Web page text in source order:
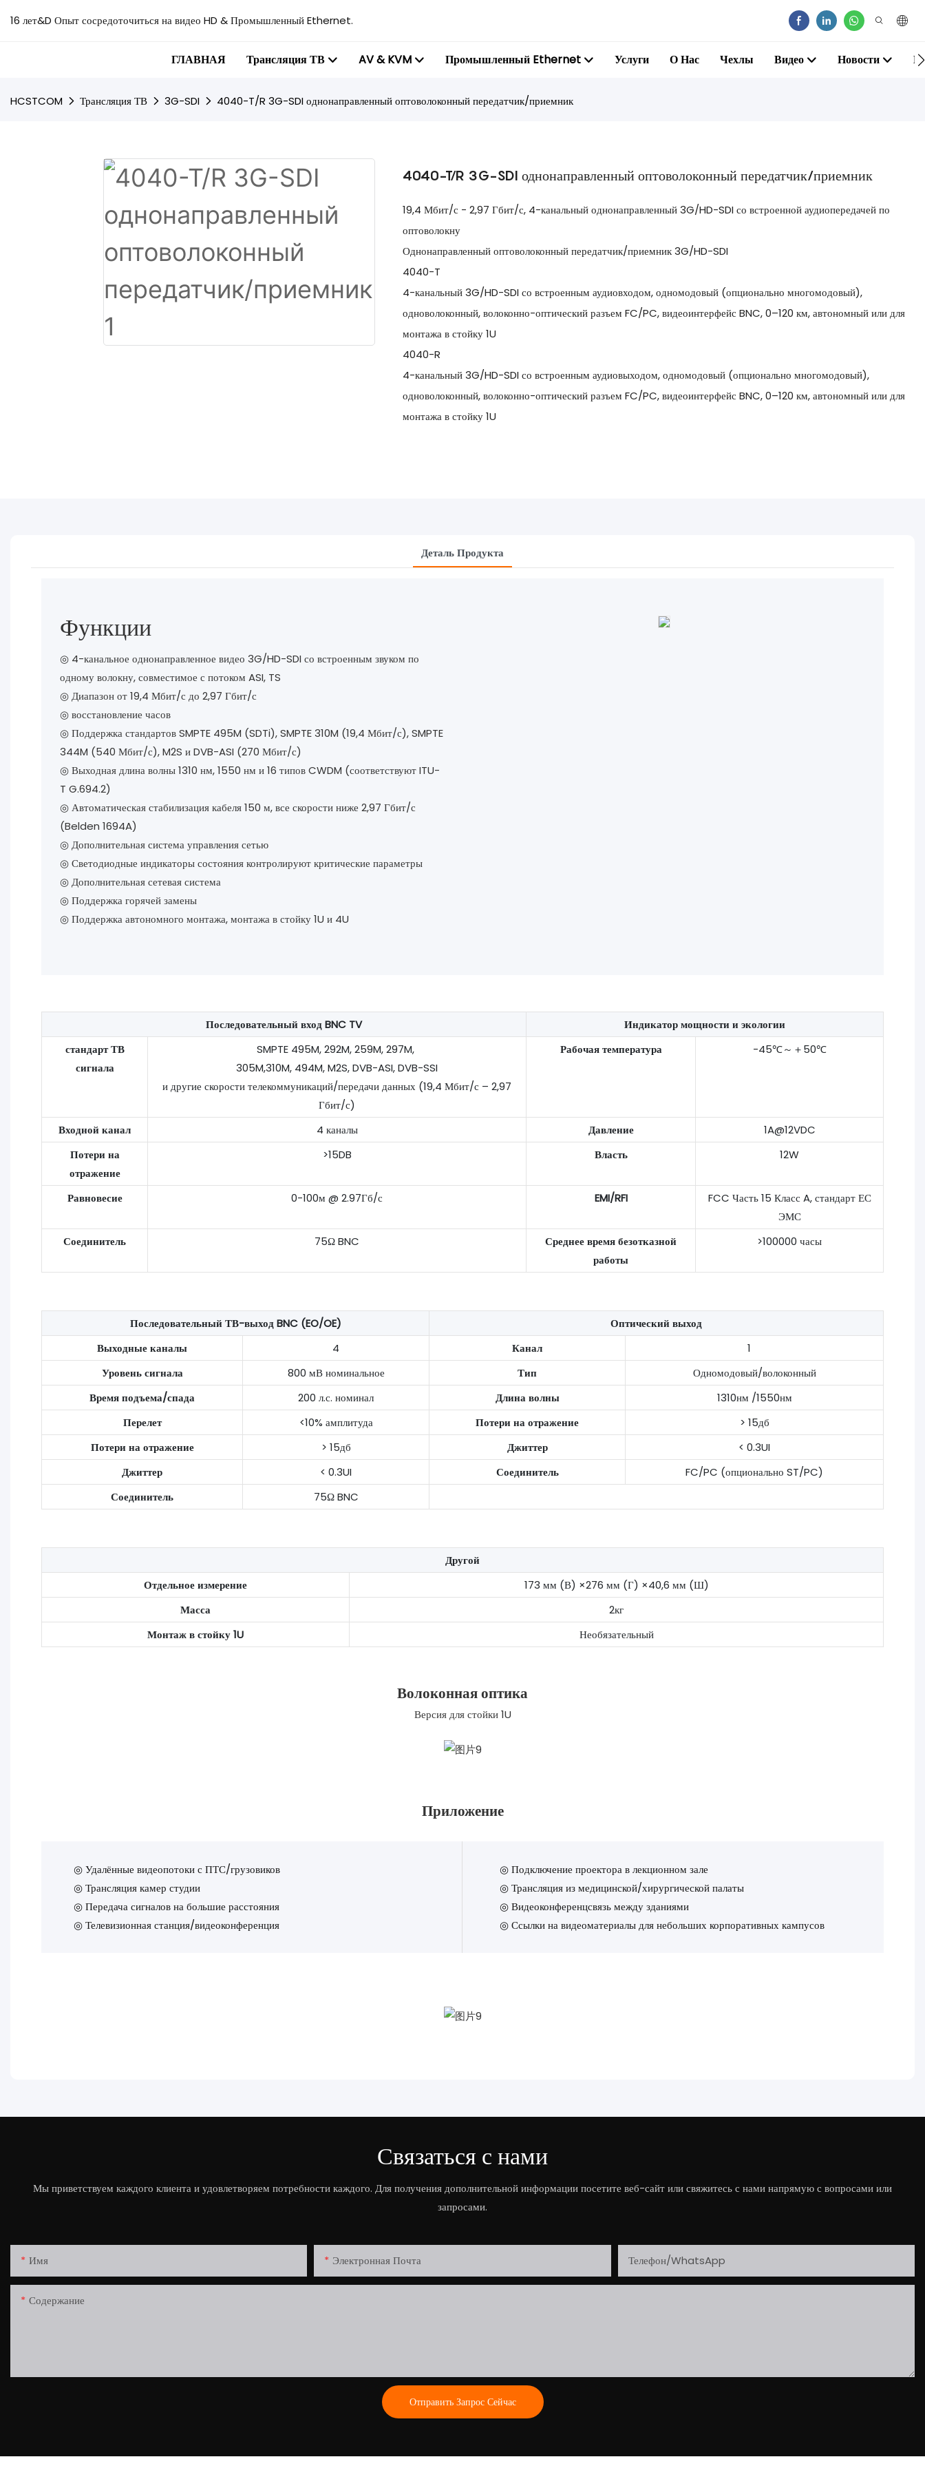
16 лет&D Опыт сосредоточиться на видео HD & Промышленный Ethernet.
ГЛАВНАЯ Трансляция ТВ AV & KVM Промышленный Ethernet Услуги О Нас Чехлы Видео Новости
HCSTCOM Трансляция ТВ 3G-SDI 4040-T/R 3G-SDI однонаправленный оптоволоконный передатчик/приемник
4040-T/R 3G-SDI однонаправленный оптоволоконный передатчик/приемник
19,4 Мбит/с - 2,97 Гбит/с, 4-канальный однонаправленный 3G/HD-SDI со встроенной аудиопередачей по
оптоволокну
Однонаправленный оптоволоконный передатчик/приемник 3G/HD-SDI
4040-T
4-канальный 3G/HD-SDI со встроенным аудиовходом, одномодовый (опционально многомодовый),
одноволоконный, волоконно-оптический разъем FC/PC, видеоинтерфейс BNC, 0–120 км, автономный или для
монтажа в стойку 1U
4040-R
4-канальный 3G/HD-SDI со встроенным аудиовыходом, одномодовый (опционально многомодовый),
одноволоконный, волоконно-оптический разъем FC/PC, видеоинтерфейс BNC, 0–120 км, автономный или для
монтажа в стойку 1U
Деталь Продукта
Функции
◎ 4-канальное однонаправленное видео 3G/HD-SDI со встроенным звуком по
одному волокну, совместимое с потоком ASI, TS
◎Диапазон от 19,4 Мбит/с до 2,97 Гбит/с
◎восстановление часов
◎Поддержка стандартов SMPTE 495M (SDTi), SMPTE 310M (19,4 Мбит/с), SMPTE
344M (540 Мбит/с), M2S и DVB-ASI (270 Мбит/с)
◎Выходная длина волны 1310 нм, 1550 нм и 16 типов CWDM (соответствуют ITU-
T G.694.2)
◎Автоматическая стабилизация кабеля 150 м, все скорости ниже 2,97 Гбит/с
(Belden 1694A)
◎Дополнительная система управления сетью
◎Светодиодные индикаторы состояния контролируют критические параметры
◎Дополнительная сетевая система
◎Поддержка горячей замены
◎Поддержка автономного монтажа, монтажа в стойку 1U и 4U
Последовательный вход BNC TV
Индикатор мощности и экологии
стандарт ТВ
сигнала
SMPTE 495M, 292M, 259M, 297M,
305M,310M, 494M, M2S, DVB-ASI, DVB-SSI
и другие скорости телекоммуникаций/передачи данных (19,4 Мбит/с – 2,97
Гбит/с)
Рабочая температура -45℃～＋50℃
Входной канал 4 каналы Давление
1A@12VDC
Потери на
отражение
>15DB Власть 12W
Равновесие 0-100м @ 2.97Гб/с EMI/RFI
FCC Часть 15 Класс A, стандарт ЕС
ЭМС
Соединитель
75Ω BNC
Среднее время безотказной
работы
>100000 часы
Последовательный ТВ-выход BNC (EO/OE)
Оптический выход
Выходные каналы
4 Канал
1
Уровень сигнала
800 мВ номинальное Тип
Одномодовый/волоконный
Время подъема/спада
200 л.с. номинал Длина волны
1310нм /1550нм
Перелет
<10% амплитуда Потери на отражение
> 15дб
Потери на отражение
> 15дб Джиттер
< 0.3UI
Джиттер
< 0.3UI Соединитель
FC/PC (опционально ST/PC)
Соединитель
75Ω BNC
Другой
Отдельное измерение
173 мм (В) ×276 мм (Г) ×40,6 мм (Ш)
Масса
2кг
Монтаж в стойку 1U
Необязательный
Волоконная оптика
Версия для стойки 1U
Приложение
◎Удалённые видеопотоки с ПТС/грузовиков
◎Трансляция камер студии
◎Передача сигналов на большие расстояния
◎Телевизионная станция/видеоконференция
◎ Подключение проектора в лекционном зале
◎Трансляция из медицинской/хирургической палаты
◎Видеоконференцсвязь между зданиями
◎Ссылки на видеоматериалы для небольших корпоративных кампусов
Связаться с нами
Мы приветствуем каждого клиента и удовлетворяем потребности каждого. Для получения дополнительной информации посетите веб-сайт или свяжитесь с нами напрямую с вопросами или
запросами.
Имя Электронная Почта Телефон/WhatsApp
Содержание
Отправить Запрос Сейчас